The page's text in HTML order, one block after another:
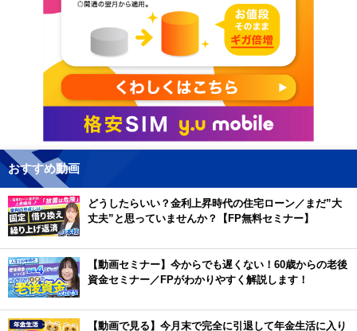
おすすめ動画
どうしたらいい？金利上昇時代の住宅ローン／まだ”大
丈夫”と思っていませんか？【FP無料セミナー】
【動画セミナー】今からでも遅くない！60歳からの老後
資金セミナー／FPがわかりやすく解説します！
【動画で見る】今月末で完全に引退して年金生活に入り